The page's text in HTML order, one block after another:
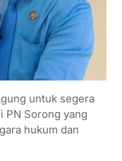
untuk segera
PN Sorong yang
hukum dan